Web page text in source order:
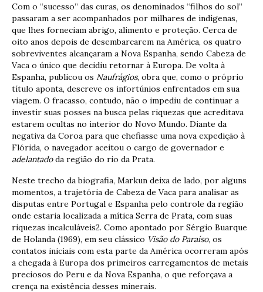
Com o “sucesso” das curas, os denominados “filhos do sol”
passaram a ser acompanhados por milhares de indígenas,
que lhes forneciam abrigo, alimento e proteção. Cerca de
oito anos depois de desembarcarem na América, os quatro
sobreviventes alcançaram a Nova Espanha, sendo Cabeza de
Vaca o único que decidiu retornar à Europa. De volta à
Espanha, publicou os Naufrágios, obra que, como o próprio
título aponta, descreve os infortúnios enfrentados em sua
viagem. O fracasso, contudo, não o impediu de continuar a
investir suas posses na busca pelas riquezas que acreditava
estarem ocultas no interior do Novo Mundo. Diante da
negativa da Coroa para que chefiasse uma nova expedição à
Flórida, o navegador aceitou o cargo de governador e
adelantadoda região do rio da Prata.
Neste trecho da biografia, Markun deixa de lado, por alguns
momentos, a trajetória de Cabeza de Vaca para analisar as
disputas entre Portugal e Espanha pelo controle da região
onde estaria localizada a mítica Serra de Prata, com suas
riquezas incalculáveis2. Como apontado por Sérgio Buarque
de Holanda (1969), em seu clássico Visão do Paraíso, os
contatos iniciais com esta parte da América ocorreram após
a chegada à Europa dos primeiros carregamentos de metais
preciosos do Peru e da Nova Espanha, o que reforçava a
crença na existência desses minerais.